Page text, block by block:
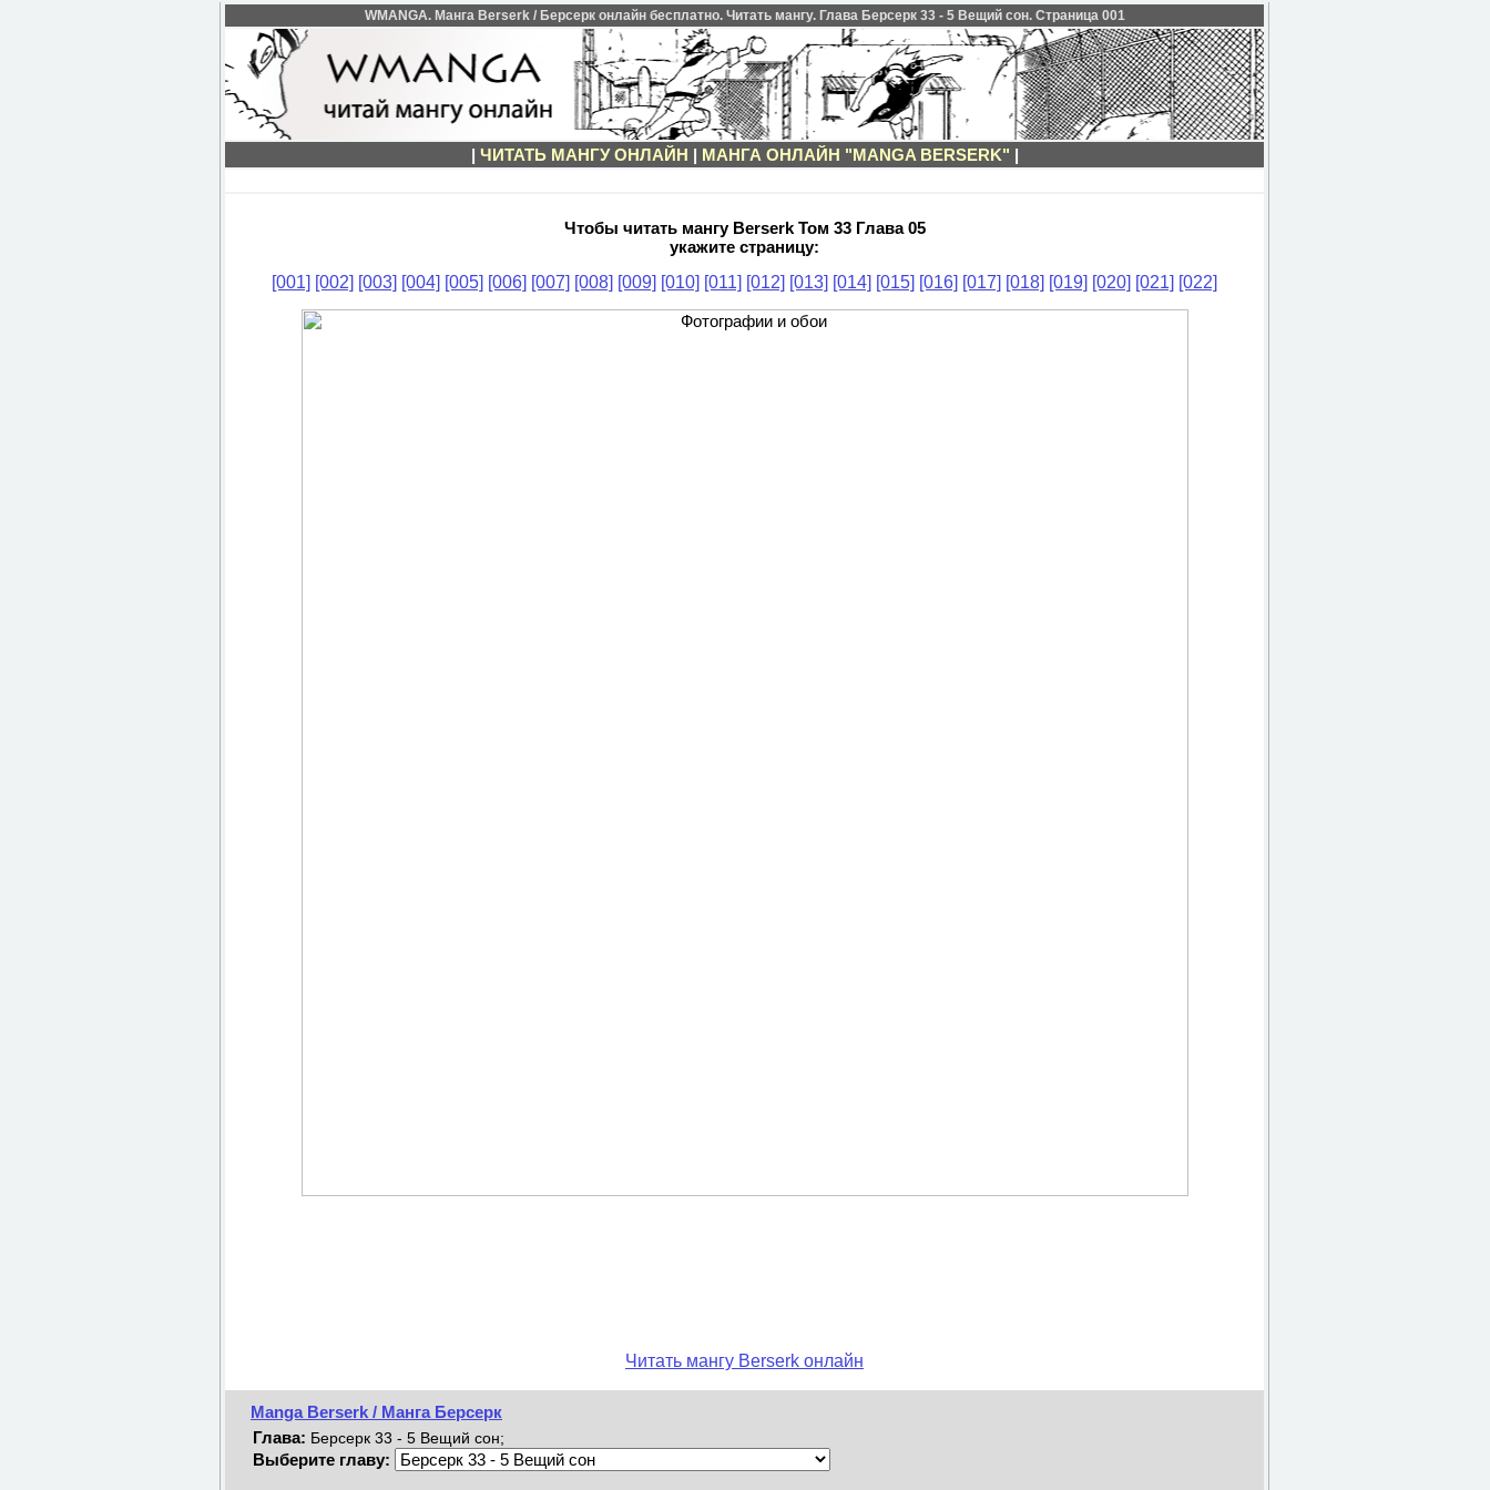
WMANGA. Манга Berserk / Берсерк онлайн бесплатно. Читать мангу. Глава Берсерк 33 - 5 Вещий сон. Страница 001
| ЧИТАТЬ МАНГУ ОНЛАЙН | МАНГА ОНЛАЙН "MANGA BERSERK" |
Чтобы читать мангу Berserk Том 33 Глава 05
укажите страницу:
[001] [002] [003] [004] [005] [006] [007] [008] [009] [010] [011] [012] [013] [014] [015] [016] [017] [018] [019] [020] [021] [022]
Читать мангу Berserk онлайн
Manga Berserk / Манга Берсерк
Глава: Берсерк 33 - 5 Вещий сон;
Выберите главу: